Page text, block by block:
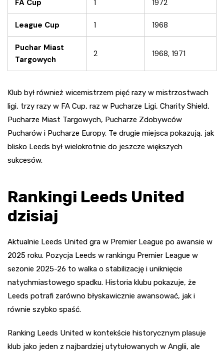
FA Cup 1 1972
League Cup 1 1968
Puchar Miast
Targowych
2 1968, 1971
Klub był również wicemistrzem pięć razy w mistrzostwach
ligi, trzy razy w FA Cup, raz w Pucharze Ligi, Charity Shield,
Pucharze Miast Targowych, Pucharze Zdobywców
Pucharów i Pucharze Europy. Te drugie miejsca pokazują, jak
blisko Leeds był wielokrotnie do jeszcze większych
sukcesów.
Rankingi Leeds United
dzisiaj
Aktualnie Leeds United gra w Premier League po awansie w
2025 roku. Pozycja Leeds w rankingu Premier League w
sezonie 2025-26 to walka o stabilizację i uniknięcie
natychmiastowego spadku. Historia klubu pokazuje, że
Leeds potrafi zarówno błyskawicznie awansować, jak i
równie szybko spaść.
Ranking Leeds United w kontekście historycznym plasuje
klub jako jeden z najbardziej utytułowanych w Anglii, ale